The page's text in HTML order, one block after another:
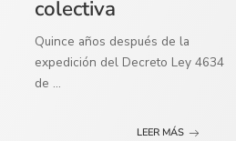
colectiva
Quince años después de la
expedición del Decreto Ley 4634
de ...
LEER MÁS